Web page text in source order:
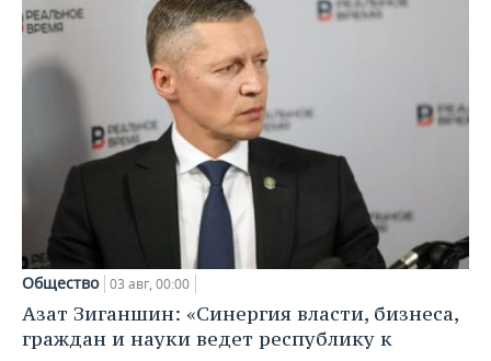
Общество 03 авг, 00:00
Азат Зиганшин: «Синергия власти, бизнеса,
граждан и науки ведет республику к